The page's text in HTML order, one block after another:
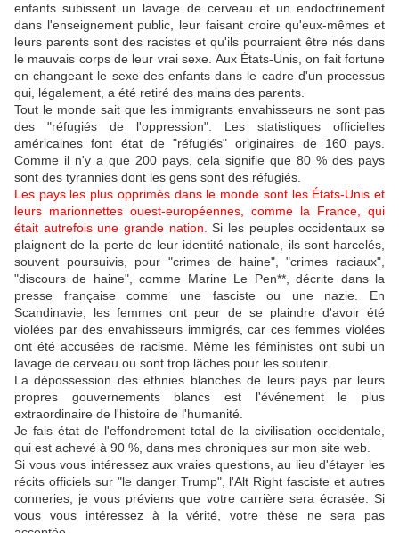
enfants subissent un lavage de cerveau et un endoctrinement
dans l'enseignement public, leur faisant croire qu'eux-mêmes et
leurs parents sont des racistes et qu'ils pourraient être nés dans
le mauvais corps de leur vrai sexe. Aux États-Unis, on fait fortune
en changeant le sexe des enfants dans le cadre d'un processus
qui, légalement, a été retiré des mains des parents.
Tout le monde sait que les immigrants envahisseurs ne sont pas
des "réfugiés de l'oppression". Les statistiques officielles
américaines font état de "réfugiés" originaires de 160 pays.
Comme il n'y a que 200 pays, cela signifie que 80 % des pays
sont des tyrannies dont les gens sont des réfugiés.
Les pays les plus opprimés dans le monde sont les États-Unis et
leurs marionnettes ouest-européennes, comme la France, qui
était autrefois une grande nation.
Si les peuples occidentaux se
plaignent de la perte de leur identité nationale, ils sont harcelés,
souvent poursuivis, pour "crimes de haine", "crimes raciaux",
"discours de haine", comme Marine Le Pen**, décrite dans la
presse française comme une fasciste ou une nazie. En
Scandinavie, les femmes ont peur de se plaindre d'avoir été
violées par des envahisseurs immigrés, car ces femmes violées
ont été accusées de racisme. Même les féministes ont subi un
lavage de cerveau ou sont trop lâches pour les soutenir.
La dépossession des ethnies blanches de leurs pays par leurs
propres gouvernements blancs est l'événement le plus
extraordinaire de l'histoire de l'humanité.
Je fais état de l'effondrement total de la civilisation occidentale,
qui est achevé à 90 %, dans mes chroniques sur mon site web.
Si vous vous intéressez aux vraies questions, au lieu d'étayer les
récits officiels sur "le danger Trump", l'Alt Right fasciste et autres
conneries, je vous préviens que votre carrière sera écrasée. Si
vous vous intéressez à la vérité, votre thèse ne sera pas